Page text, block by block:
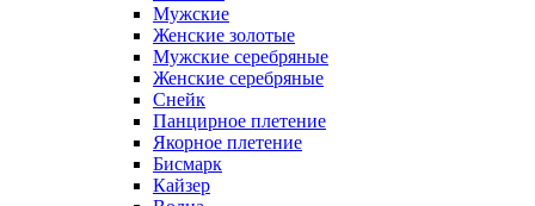
Мужские
Женские золотые
Мужские серебряные
Женские серебряные
Снейк
Панцирное плетение
Якорное плетение
Бисмарк
Кайзер